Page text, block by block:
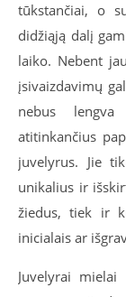
tūkstančiai, o
didžiąją dalį
laiko. Nebent
įsivaizdavimų
nebus
atitinkančius
juvelyrus. Jie
unikalius ir
žiedus, tiek ir
inicialais ar
Juvelyrai